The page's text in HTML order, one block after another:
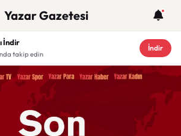
Yazar Gazetesi
İndir
takip edin
İndir